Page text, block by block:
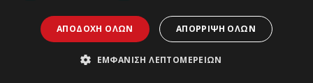
ΑΠΟΔΟΧΉ ΌΛΩΝ ΑΠΌΡΡΙΨΗ ΌΛΩΝ
ΕΜΦΆΝΙΣΗ ΛΕΠΤΟΜΕΡΕΙΏΝ